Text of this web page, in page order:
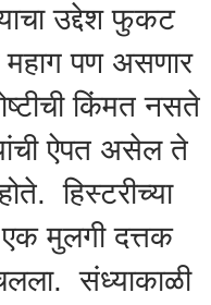
उद्देश फुकट
महाग पण असणार
किंमत नसते
ऐपत असेल ते
हिस्टरीच्या
मुलगी दत्तक
संध्याकाळी